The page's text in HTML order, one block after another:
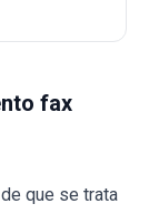
fax
que se trata